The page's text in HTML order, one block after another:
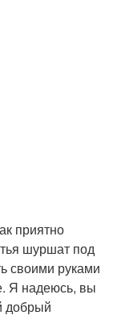
приятно
шуршат под
своими руками
Я надеюсь, вы
добрый